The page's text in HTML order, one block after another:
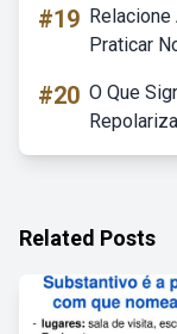
#19
Praticar
#20 O Que
Related Posts